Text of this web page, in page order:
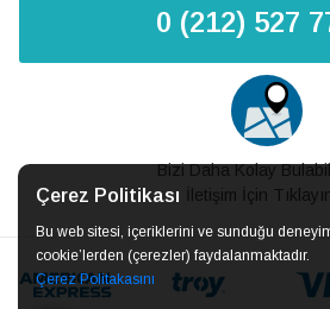
Çerez Politikası
Bu web sitesi, içeriklerini ve sunduğu
cookie’lerden (çerezler) faydalanmaktadır.
Çerez Politakasını
0 (212) 527
Bizi Daha Kolay
İletişim İçin